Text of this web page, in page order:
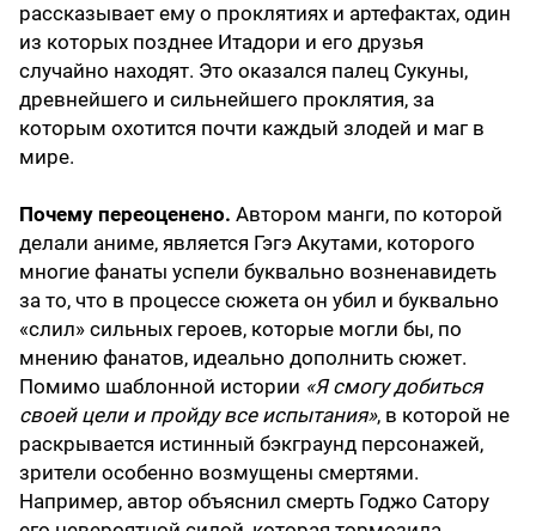
рассказывает ему о проклятиях и артефактах, один
из которых позднее Итадори и его друзья
случайно находят. Это оказался палец Сукуны,
древнейшего и сильнейшего проклятия, за
которым охотится почти каждый злодей и маг в
мире.
Почему переоценено. Автором манги, по которой
делали аниме, является Гэгэ Акутами, которого
многие фанаты успели буквально возненавидеть
за то, что в процессе сюжета он убил и буквально
«слил» сильных героев, которые могли бы, по
мнению фанатов, идеально дополнить сюжет.
Помимо шаблонной истории «Я смогу добиться
своей цели и пройду все испытания», в которой не
раскрывается истинный бэкграунд персонажей,
зрители особенно возмущены смертями.
Например, автор объяснил смерть Годжо Сатору